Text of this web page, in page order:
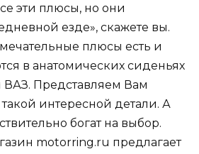
эти плюсы, но они
езде», скажете вы.
плюсы есть и
в анатомических сиденьях
ВАЗ. Представляем Вам
интересной детали. А
богат на выбор.
motorring.ru предлагает